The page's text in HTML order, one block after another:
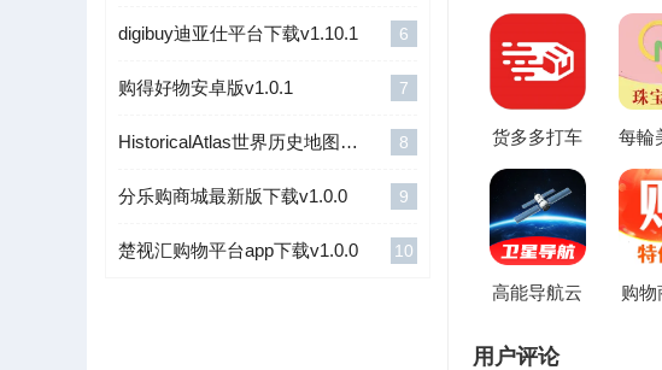
6
digibuy迪亚仕平台下载v1.10.1
7
购得好物安卓版v1.0.1
8
HistoricalAtlas世界历史地图软件v1.0.8
9
分乐购商城最新版下载v1.0.0
10
楚视汇购物平台app下载v1.0.0
货多多打车
官方最新版
本
每輪
高能导航云
航工具)
购物
用户评论